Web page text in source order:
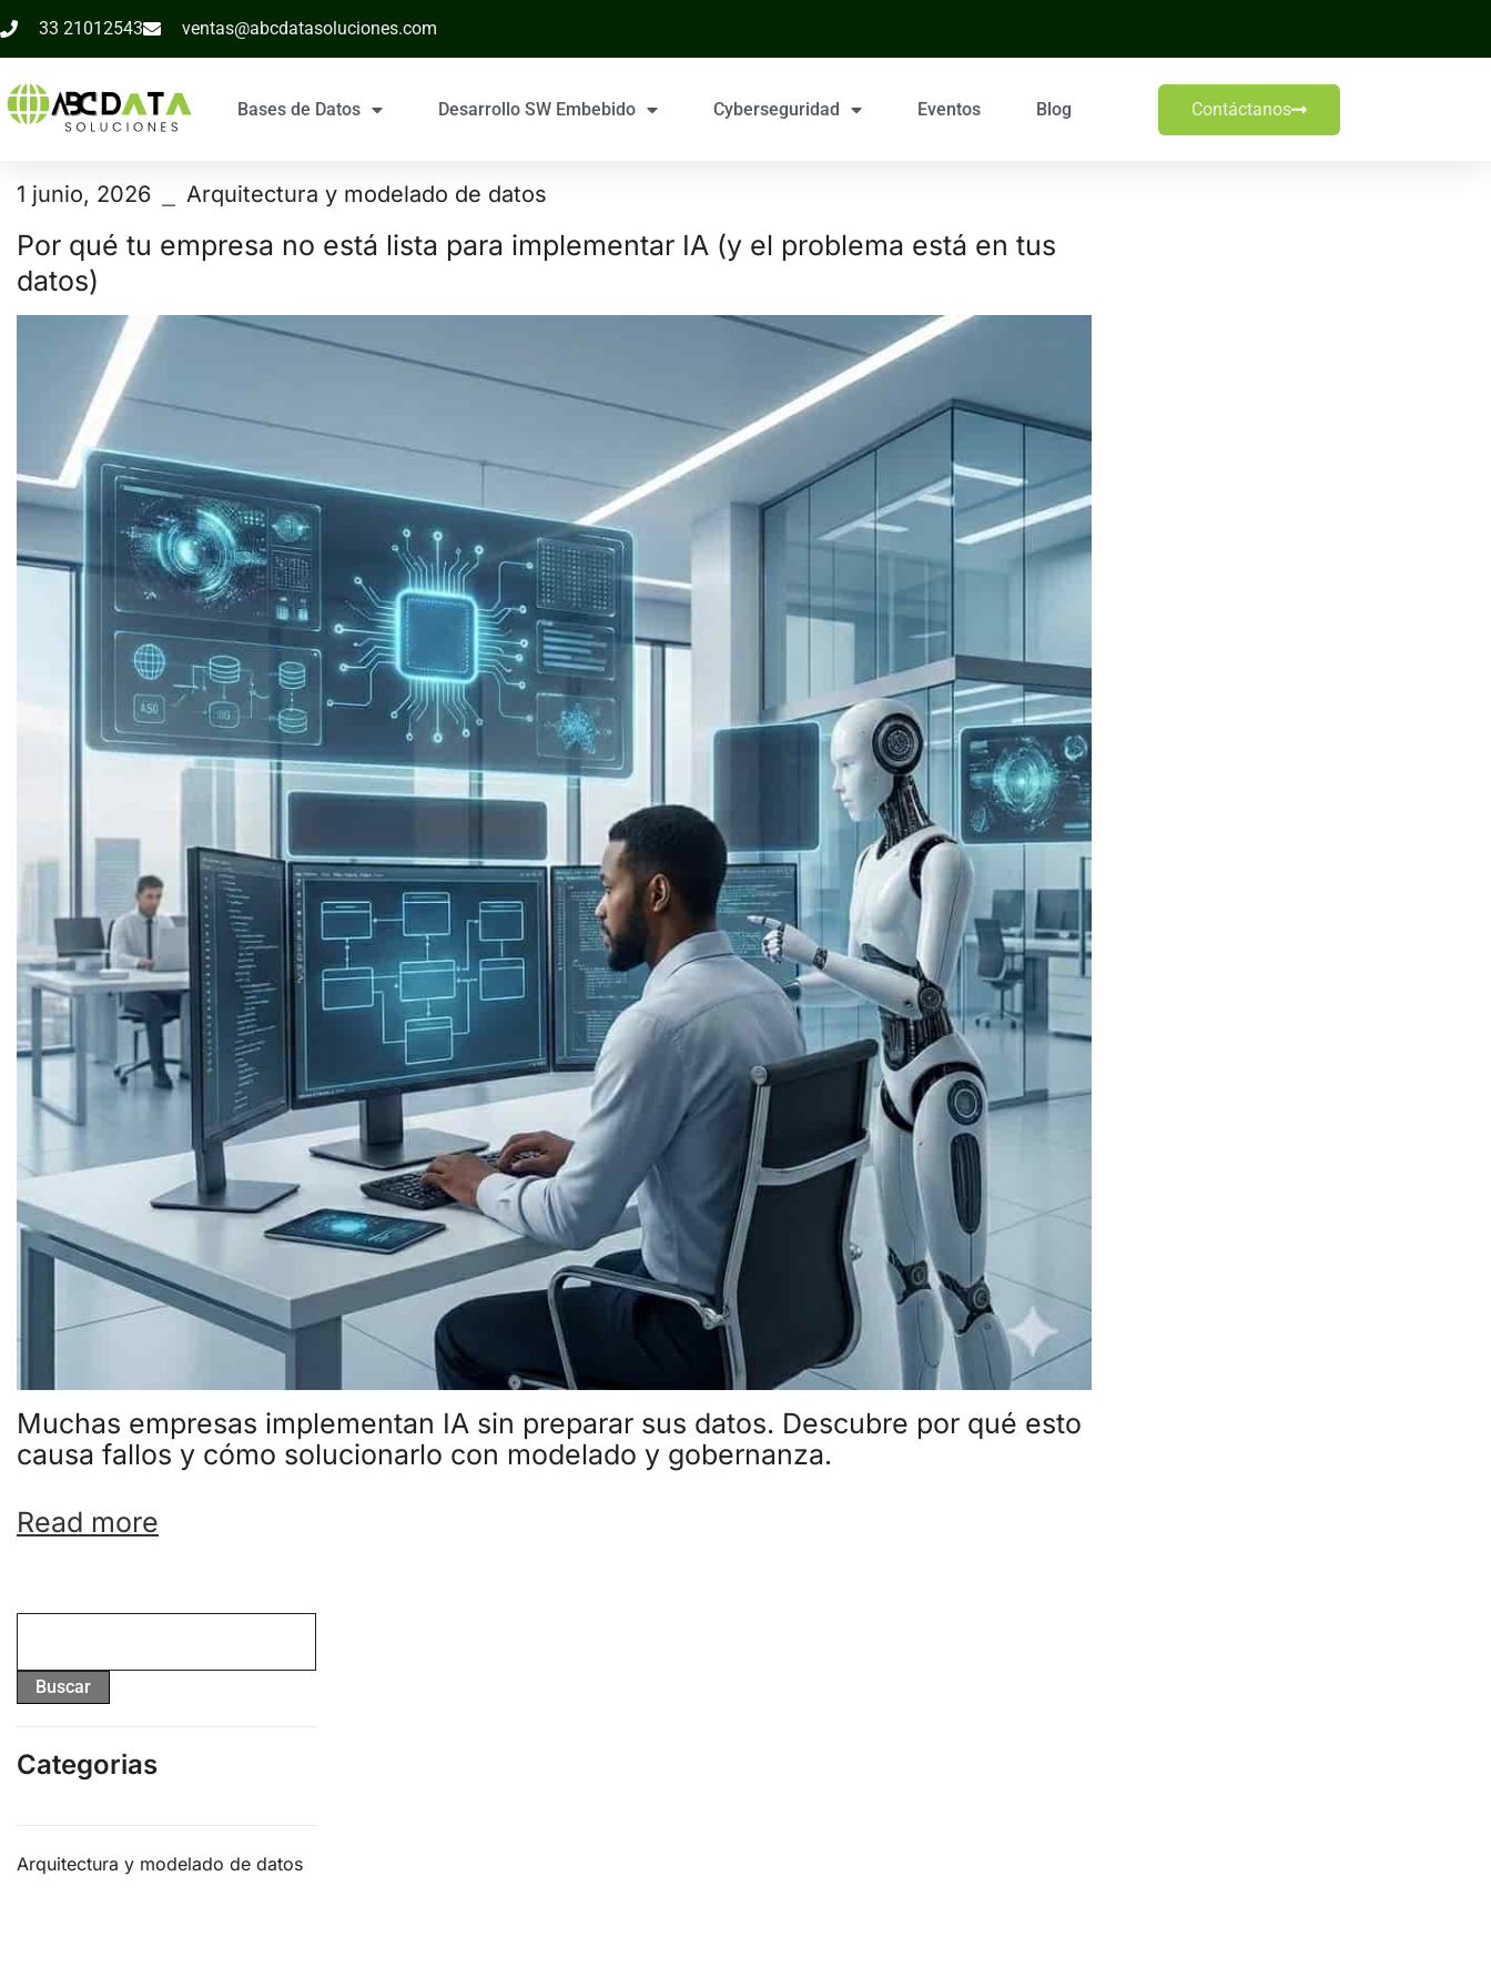
33 21012543 ventas@abcdatasoluciones.com
Bases de Datos Desarrollo SW Embebido Cyberseguridad Eventos Blog Contáctanos
1 junio, 2026 Arquitectura y modelado de datos
Por qué tu empresa no está lista para implementar IA (y el problema está en tus
datos)
Muchas empresas implementan IA sin preparar sus datos. Descubre por qué esto
causa fallos y cómo solucionarlo con modelado y gobernanza.
Read more
Buscar
Categorias
Arquitectura y modelado de datos